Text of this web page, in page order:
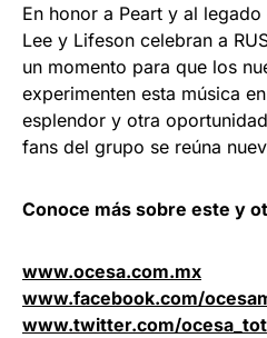
En honor a Peart y al
Lee y Lifeson celebran a
un momento para que los
experimenten esta música
esplendor y otra
fans del grupo se reúna
Conoce más sobre este y
www.ocesa.com.mx
www.facebook.com/
www.twitter.com/